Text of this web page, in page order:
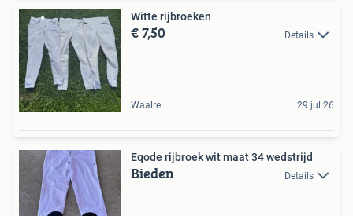
Witte rijbroeken
€ 7,50 Details
Waalre 29 jul 26
Eqode rijbroek wit maat 34 wedstrijd
Bieden Details